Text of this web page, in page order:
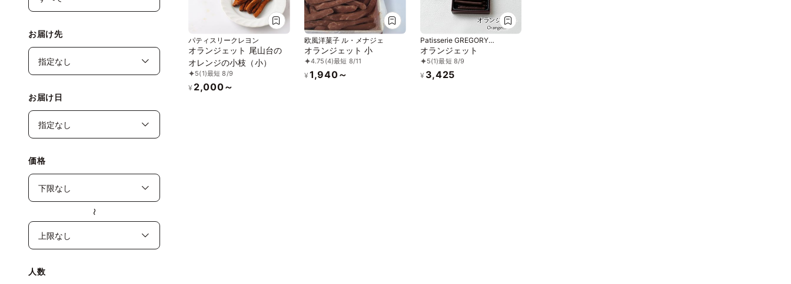
お届け先
お届け日
価格
〜
人数
パティスリークレヨン
オランジェット 尾山台の
オレンジの小枝（小）
5(1)最短 8/9
¥ 2,000～
欧風洋菓子 ル・メナジェ
オランジェット 小
4.75 (4)最短 8/11
¥ 1,940～
Patisserie GREGORY
COLLET (グレゴリー・コレ)
オランジェット
5(1)最短 8/9
¥ 3,425